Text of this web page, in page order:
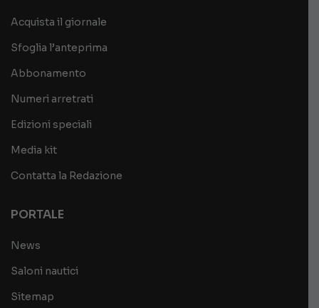
Acquista il giornale
Sfoglia l’anteprima
Abbonamento
Numeri arretrati
Edizioni speciali
Media kit
Contatta la Redazione
PORTALE
News
Saloni nautici
Sitemap